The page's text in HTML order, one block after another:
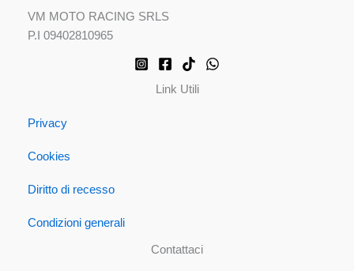
VM MOTO RACING SRLS
P.I 09402810965
Link Utili
Privacy
Cookies
Diritto di recesso
Condizioni generali
Contattaci